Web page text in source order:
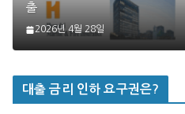
출
2026년 4월 28일
대출 금리 인하 요구권은?